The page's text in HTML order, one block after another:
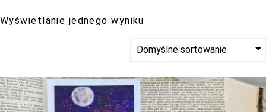
Wyświetlanie jednego wyniku
Abyśmy mogli
strony
internetowej,